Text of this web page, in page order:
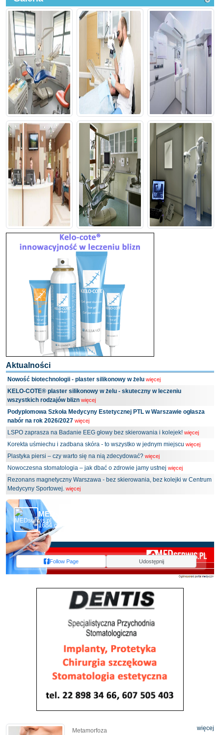
Aktualności
Nowość biotechnologii - plaster silikonowy w żelu więcej
KELO-COTE® plaster silikonowy w żelu - skuteczny w leczeniu
wszystkich rodzajów blizn więcej
Podyplomowa Szkoła Medycyny Estetycznej PTL w Warszawie ogłasza
nabór na rok 2026/2027 więcej
LSPO zaprasza na Badanie EEG głowy bez skierowania i kolejek! więcej
Korekta uśmiechu i zadbana skóra - to wszystko w jednym miejscu więcej
Plastyka piersi – czy warto się na nią zdecydować? więcej
Nowoczesna stomatologia – jak dbać o zdrowie jamy ustnej więcej
Rezonans magnetyczny Warszawa - bez skierowania, bez kolejki w Centrum
Medycyny Sportowej. więcej
MEDserwis.pl - Ogólnopolski Portal Medyczny
1684 obserwujących
Follow Page Udostępnij
Metamorfoza
więcej